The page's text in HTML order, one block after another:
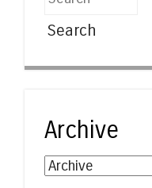
Archive